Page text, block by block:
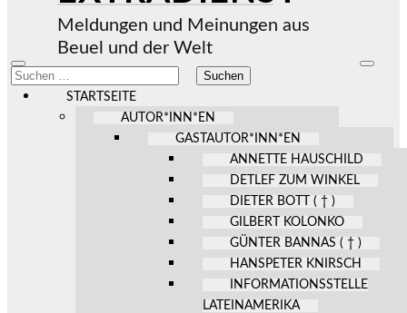
Meldungen und Meinungen aus
Beuel und der Welt
Mobile-
Menü
ein-/ausblenden
Suchen
nach:
STARTSEITE
AUTOR*INN*EN
GASTAUTOR*INN*EN
ANNETTE HAUSCHILD
DETLEF ZUM WINKEL
DIETER BOTT ( † )
GILBERT KOLONKO
GÜNTER BANNAS ( † )
HANSPETER KNIRSCH
INFORMATIONSSTELLE
LATEINAMERIKA